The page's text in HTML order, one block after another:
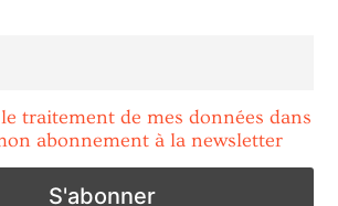
le traitement de mes données dans
abonnement à la newsletter